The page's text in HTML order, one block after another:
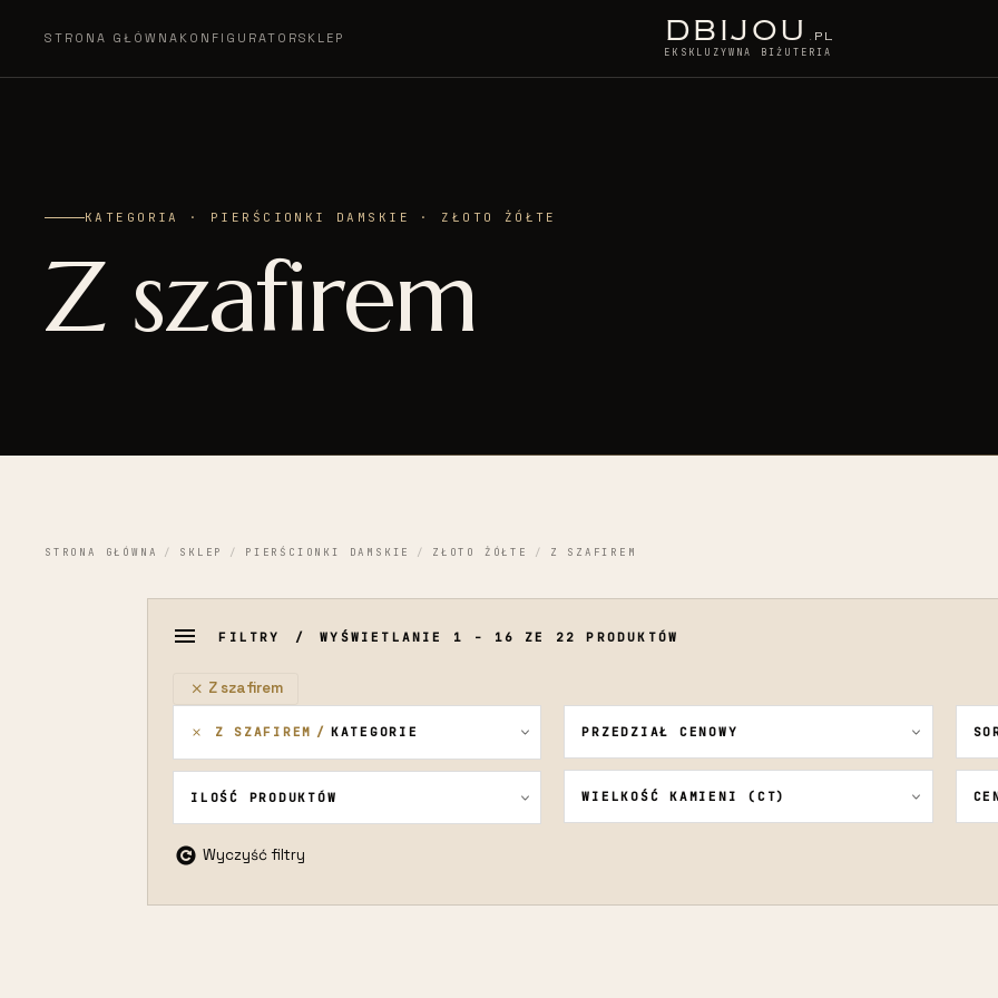
STRONA GŁÓWNA KONFIGURATORSKLEP D BIJOU .PL
EKSKLUZYWNA BIŻUTERIA
KATEGORIA · PIERŚCIONKI DAMSKIE · ZŁOTO ŻÓŁTE
Z szafirem
STRONA GŁÓWNA / SKLEP / PIERŚCIONKI DAMSKIE / ZŁOTO ŻÓŁTE / Z SZAFIREM
FILTRY WYŚWIETLANIE 1 - 16 ZE 22 PRODUKTÓW
Z szafirem
Z SZAFIREM KATEGORIE PRZEDZIAŁ CENOWY
WIELKOŚĆ KAMIENI (CT)
ILOŚĆ PRODUKTÓW
Wyczyść filtry